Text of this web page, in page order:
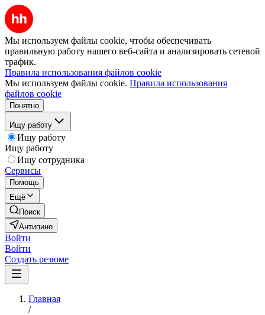
Мы используем файлы cookie, чтобы обеспечивать
правильную работу нашего веб-сайта и анализировать сетевой
трафик.
Правила использования файлов cookie
Мы используем файлы cookie. Правила использования
файлов cookie
Понятно
Ищу работу
Ищу работу
Ищу работу
Ищу сотрудника
Сервисы
Помощь
Ещё
Поиск
Антипино
Войти
Войти
Создать резюме
Главная
/